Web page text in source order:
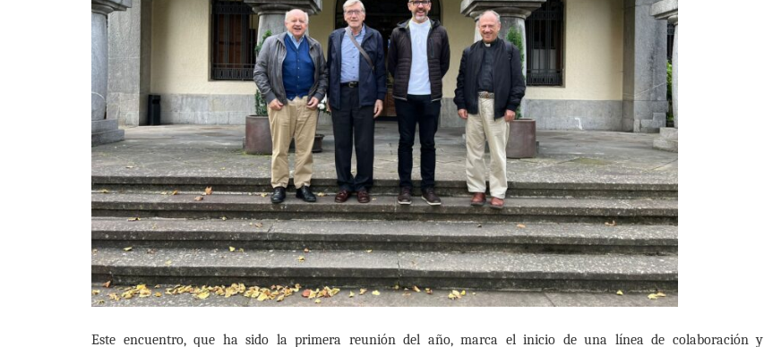
Este encuentro, que ha sido la primera reunión del año, marca el inicio de una línea de colaboración y